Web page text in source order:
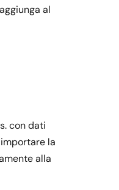
al
con dati
la
alla